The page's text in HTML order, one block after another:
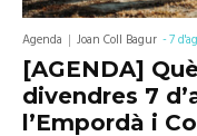
Agenda Joan Coll Bagur -7
[AGENDA]
divendres 7
l’Empordà i